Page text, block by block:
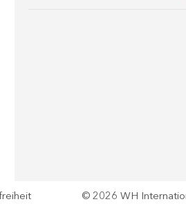
© 2026 WH